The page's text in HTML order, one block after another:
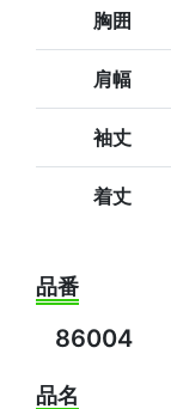
胸囲
肩幅
袖丈
着丈
品番
86004
品名